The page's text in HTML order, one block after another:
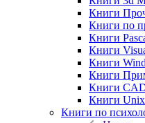
Книги
Книги по
Книги
Книги
Книги
Книги
Книги
Книги Unix
Книги по